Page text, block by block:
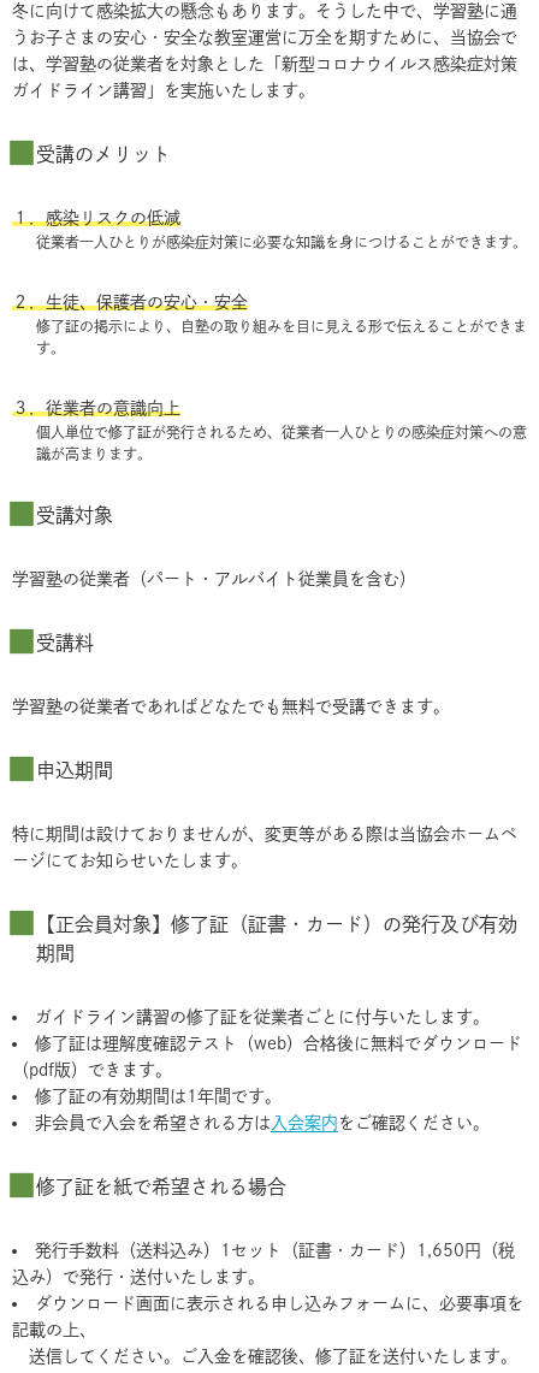
冬に向けて感染拡大の懸念もあります。そうした中で、学習塾に通
うお子さまの安心・安全な教室運営に万全を期すために、当協会で
は、学習塾の従業者を対象とした「新型コロナウイルス感染症対策
ガイドライン講習」を実施いたします。
受講のメリット
１．感染リスクの低減
従業者一人ひとりが感染症対策に必要な知識を身につけることができます。
２．生徒、保護者の安心・安全
修了証の掲示により、自塾の取り組みを目に見える形で伝えることができま
す。
３．従業者の意識向上
個人単位で修了証が発行されるため、従業者一人ひとりの感染症対策への意
識が高まります。
受講対象
学習塾の従業者（パート・アルバイト従業員を含む）
受講料
学習塾の従業者であればどなたでも無料で受講できます。
申込期間
特に期間は設けておりませんが、変更等がある際は当協会ホームペ
ージにてお知らせいたします。
【正会員対象】修了証（証書・カード）の発行及び有効
期間
ガイドライン講習の修了証を従業者ごとに付与いたします。
修了証は理解度確認テスト（web）合格後に無料でダウンロード
（pdf版）できます。
修了証の有効期間は1年間です。
非会員で入会を希望される方は 入会案内 をご確認ください。
修了証を紙で希望される場合
発行手数料（送料込み）1セット（証書・カード）1,650円（税
込み）で発行・送付いたします。
ダウンロード画面に表示される申し込みフォームに、必要事項を
記載の上、
送信してください。ご入金を確認後、修了証を送付いたします。